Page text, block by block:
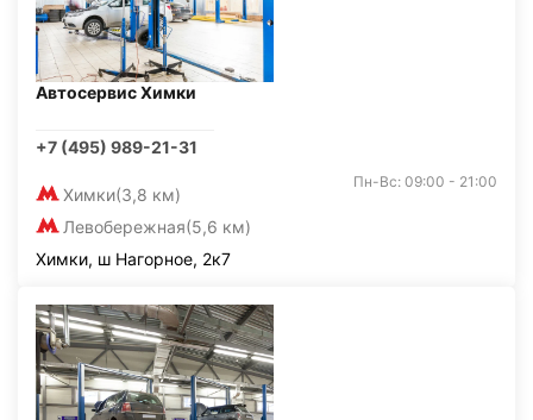
Автосервис Химки
+7 (495) 989-21-31
Химки(3,8 км)
Левобережная(5,6 км)
Пн-Вс: 09:00 - 21:00
Химки, ш Нагорное, 2к7